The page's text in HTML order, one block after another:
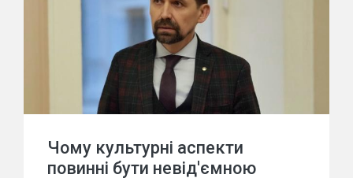
Чому культурні аспекти
повинні бути невід'ємною